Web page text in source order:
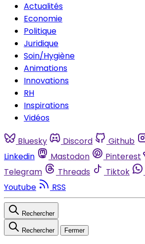
Actualités
Economie
Politique
Juridique
Soin/Hygiène
Animations
Innovations
RH
Inspirations
Vidéos
Bluesky Discord Github
Linkedin
Mastodon Pinterest
Telegram
Threads Tiktok
Youtube
RSS
Rechercher
Rechercher Fermer